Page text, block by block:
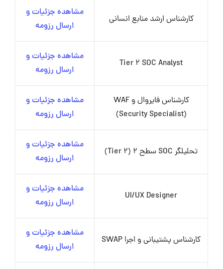
کارشناس ارشد منابع انسانی
مشاهده جزئیات و
ارسال رزومه
Tier 2 SOC Analyst
مشاهده جزئیات و
ارسال رزومه
کارشناس فایروال و WAF
(Security Specialist)
مشاهده جزئیات و
ارسال رزومه
تحلیلگر SOC سطح 2 (Tier 2)
مشاهده جزئیات و
ارسال رزومه
UI/UX Designer
مشاهده جزئیات و
ارسال رزومه
کارشناس پشتیبانی و اجرا SWAP
مشاهده جزئیات و
ارسال رزومه